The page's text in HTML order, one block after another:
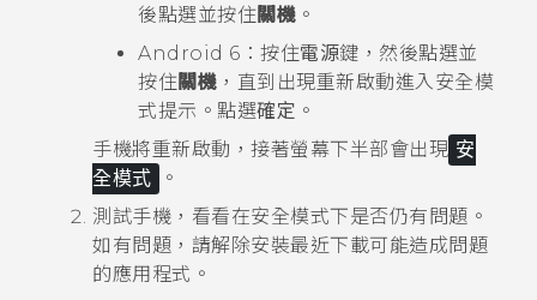
後點選並按住關機 。
Android 6：按住電源鍵，然後點選並
按住關機 ，直到出現重新啟動進入安全模
式提示。點選確定 。
手機將重新啟動，接著螢幕下半部會出現 安
全模式
。
測試手機，看看在安全模式下是否仍有問題。
如有問題，請解除安裝最近下載可能造成問題
的應用程式。